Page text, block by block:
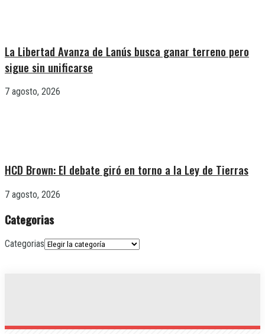
La Libertad Avanza de Lanús busca ganar terreno pero
sigue sin unificarse
7 agosto, 2026
HCD Brown: El debate giró en torno a la Ley de Tierras
7 agosto, 2026
Categorias
Categorias